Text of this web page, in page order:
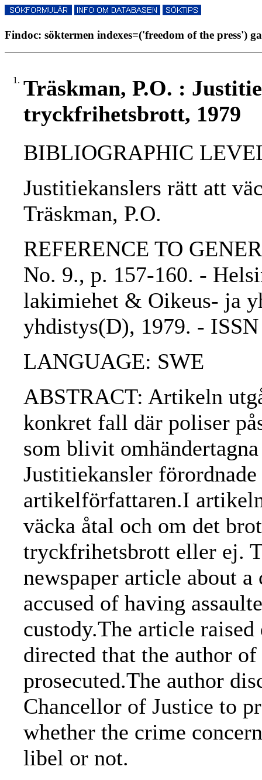
Findoc: söktermen indexes=('freedom of the press')
1. Träskman, P.O. :
tryckfrihetsbrott, 1979
BIBLIOGRAPHIC
Justitiekanslers rätt att
Träskman, P.O.
REFERENCE TO
No. 9., p. 157-160. -
lakimiehet & Oikeus- ja
yhdistys(D), 1979. -
LANGUAGE: SWE
ABSTRACT: Artikeln
konkret fall där poliser
som blivit
Justitiekansler
artikelförfattaren.I
väcka åtal och om det
tryckfrihetsbrott eller ej.
newspaper article about
accused of having
custody.The article
directed that the author
prosecuted.The author
Chancellor of Justice to
whether the crime
libel or not.